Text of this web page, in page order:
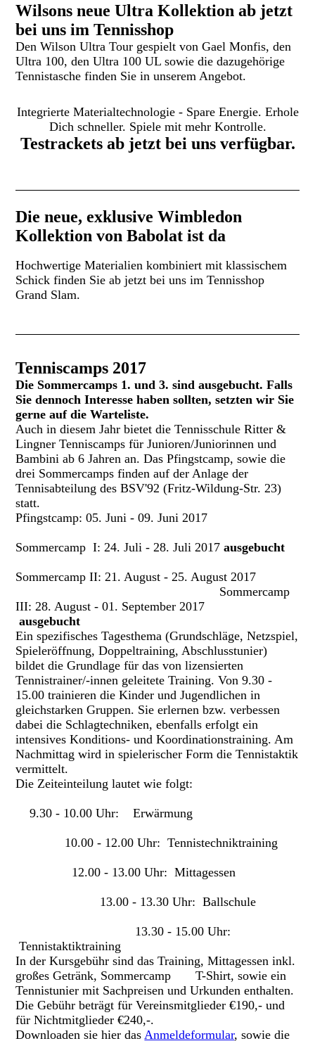
Wilsons neue Ultra Kollektion ab jetzt
bei uns im Tennisshop
Den Wilson Ultra Tour gespielt von Gael Monfis, den
Ultra 100, den Ultra 100 UL sowie die dazugehörige
Tennistasche finden Sie in unserem Angebot.
Integrierte Materialtechnologie - Spare Energie. Erhole
Dich schneller. Spiele mit mehr Kontrolle.
Testrackets ab jetzt bei uns verfügbar.
Die neue, exklusive Wimbledon
Kollektion von Babolat ist da
Hochwertige Materialien kombiniert mit klassischem
Schick finden Sie ab jetzt bei uns im Tennisshop
Grand Slam.
Tenniscamps 2017
Die Sommercamps 1. und 3. sind ausgebucht. Falls
Sie dennoch Interesse haben sollten, setzten wir Sie
gerne auf die Warteliste.
Auch in diesem Jahr bietet die Tennisschule Ritter &
Lingner Tenniscamps für Junioren/Juniorinnen und
Bambini ab 6 Jahren an. Das Pfingstcamp, sowie die
drei Sommercamps finden auf der Anlage der
Tennisabteilung des BSV'92 (Fritz-Wildung-Str. 23)
statt.
Pfingstcamp: 05. Juni - 09. Juni 2017
Sommercamp I: 24. Juli - 28. Juli 2017ausgebucht
Sommercamp II: 21. August - 25. August 2017
Sommercamp
III: 28. August - 01. September 2017
ausgebucht
Ein spezifisches Tagesthema (Grundschläge, Netzspiel,
Spieleröffnung, Doppeltraining, Abschlusstunier)
bildet die Grundlage für das von lizensierten
Tennistrainer/-innen geleitete Training.Von 9.30 -
15.00 trainieren die Kinder und Jugendlichen in
gleichstarken Gruppen. Sie erlernen bzw. verbessen
dabei die Schlagtechniken, ebenfalls erfolgt ein
intensives Konditions- und Koordinationstraining. Am
Nachmittag wird in spielerischer Form die Tennistaktik
vermittelt.
Die Zeiteinteilung lautet wie folgt:
9.30 - 10.00 Uhr: Erwärmung
10.00 - 12.00 Uhr: Tennistechniktraining
12.00 - 13.00 Uhr: Mittagessen
13.00 - 13.30 Uhr: Ballschule
13.30 - 15.00 Uhr:
Tennistaktiktraining
In der Kursgebühr sind das Training, Mittagessen inkl.
großes Getränk, Sommercamp T-Shirt, sowie ein
Tennistunier mit Sachpreisen und Urkunden enthalten.
Die Gebühr beträgt für Vereinsmitglieder €190,- und
für Nichtmitglieder €240,-.
Downloaden sie hier das Anmeldeformular, sowie die